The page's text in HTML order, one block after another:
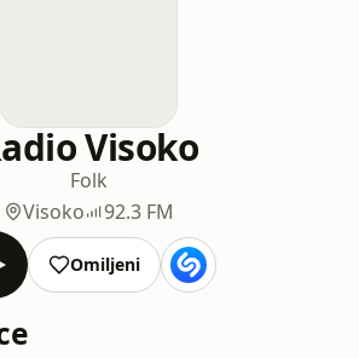
Visoko
Folk
Visoko
92.3 FM
Omiljeni